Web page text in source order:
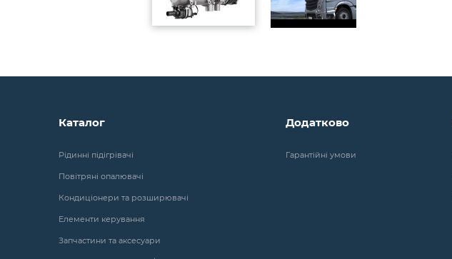
Каталог
Рідинні підігрівачі
Повітряні опалювачі
Кондиціонери та розширювачі
Елементи керування
Запчастини та аксесуари
Додатково
Гарантійні умови